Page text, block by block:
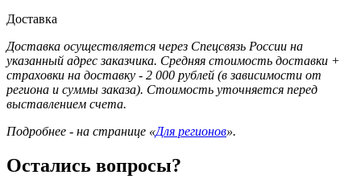
Доставка
Доставка осуществляется через Спецсвязь России на
указанный адрес заказчика. Средняя стоимость доставки +
страховки на доставку - 2 000 рублей (в зависимости от
региона и суммы заказа). Стоимость уточняется перед
выставлением счета.
Подробнее - на странице «Для регионов».
Остались вопросы?